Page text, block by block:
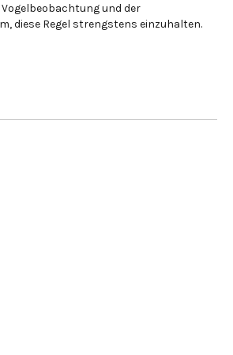
und der
diese Regel strengstens einzuhalten.